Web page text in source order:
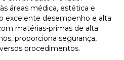
áreas médica, estética e
excelente desempenho e alta
matérias-primas de alta
proporciona segurança,
procedimentos.